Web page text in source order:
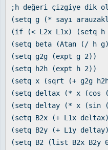
;h değeri çizgiye dik
(setq g (* sayı
(if (< L2x L1x) (setq
(setq beta (Atan (/ h
(setq g2g (expt g 2))
(setq h2h (expt h 2))
(setq x (sqrt (+ g2g
(setq deltax (* x (cos
(setq deltay (* x (sin
(setq B2x (+ L1x
(setq B2y (+ L1y
(setq B2 (list B2x B2y